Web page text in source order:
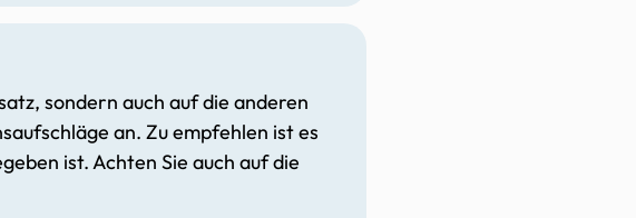
sondern auch auf die anderen
an. Zu empfehlen ist es
ist. Achten Sie auch auf die